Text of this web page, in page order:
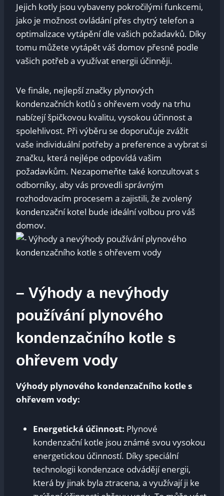
Jejich kotly jsou vybaveny pokročilými funkcemi,
jako je možnost ovládání přes chytrý telefon a
optimalizace vytápění dle vašich požadavků. Díky
tomu můžete vytápět váš domov přesně podle
vašich potřeb a využívat energii účinněji.
Ve finále, nejlepší značky plynových
kondenzačních kotlů s ohřevem vody na trhu
nabízejí špičkovou kvalitu, vysokou účinnost a
spolehlivost. Při výběru se doporučuje zvážit
vaše individuální potřeby a preference a vybrat si
značku, která nejlépe odpovídá vašim
požadavkům. Nezapomeňte také konzultovat s
odborníky, aby vás provedli správným
rozhodovacím procesem a zajistili, že zvolený
kondenzační kotel bude ideální volbou pro váš
domov.
– Výhody a nevýhody
používání plynového
kondenzačního kotle s
ohřevem vody
Výhody plynového kondenzačního kotle s
ohřevem vody:
Energetická účinnost: Plynové
kondenzační kotle jsou známé svou vysokou
energetickou účinností. Díky speciální
technologii kondenzace odvádějí energii,
která by jinak byla ztracena, a využívají ji ke